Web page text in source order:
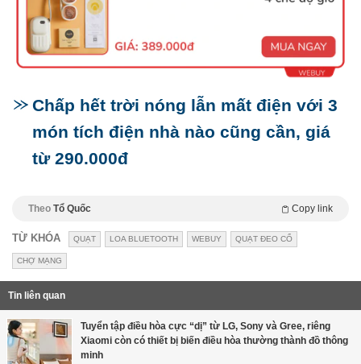
Chấp hết trời nóng lẫn mất điện với 3
món tích điện nhà nào cũng cần, giá
từ 290.000đ
Theo Tổ Quốc Copy link
TỪ KHÓA QUẠT LOA BLUETOOTH WEBUY QUẠT ĐEO CỔ
CHỢ MẠNG
Tin liên quan
Tuyển tập điều hòa cực “dị” từ LG, Sony và Gree, riêng
Xiaomi còn có thiết bị biến điều hòa thường thành đồ thông
minh